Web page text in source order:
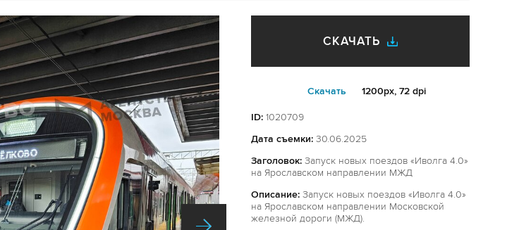
СКАЧАТЬ
Cкачать 1200px, 72 dpi
ID: 1020709
Дата съемки: 30.06.2025
Заголовок: Запуск новых поездов «Иволга 4.0»
на Ярославском направлении МЖД
Описание: Запуск новых поездов «Иволга 4.0»
на Ярославском направлении Московской
железной дороги (МЖД).